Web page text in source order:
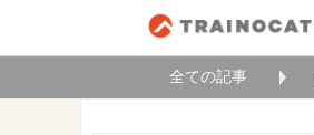
全ての記事